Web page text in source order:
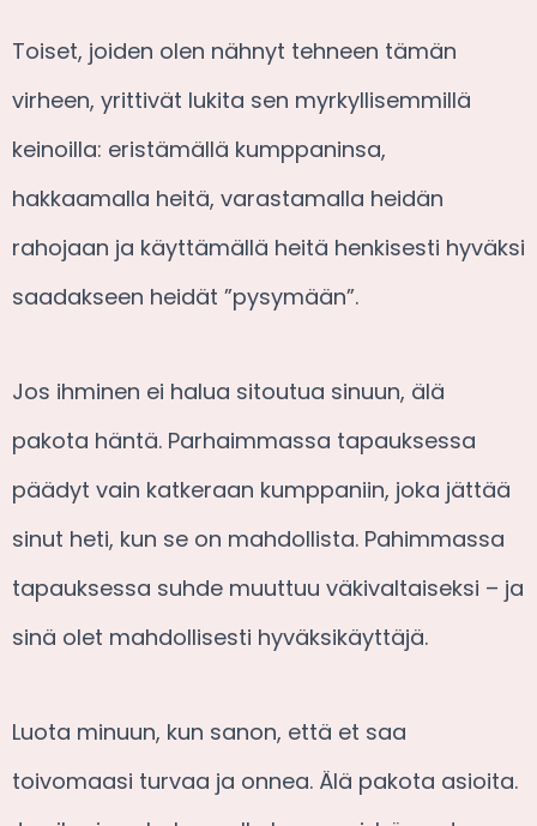
Toiset, joiden olen nähnyt tehneen tämän
virheen, yrittivät lukita sen myrkyllisemmillä
keinoilla: eristämällä kumppaninsa,
hakkaamalla heitä, varastamalla heidän
rahojaan ja käyttämällä heitä henkisesti hyväksi
saadakseen heidät ”pysymään”.
Jos ihminen ei halua sitoutua sinuun, älä
pakota häntä. Parhaimmassa tapauksessa
päädyt vain katkeraan kumppaniin, joka jättää
sinut heti, kun se on mahdollista. Pahimmassa
tapauksessa suhde muuttuu väkivaltaiseksi – ja
sinä olet mahdollisesti hyväksikäyttäjä.
Luota minuun, kun sanon, että et saa
toivomaasi turvaa ja onnea. Älä pakota asioita.